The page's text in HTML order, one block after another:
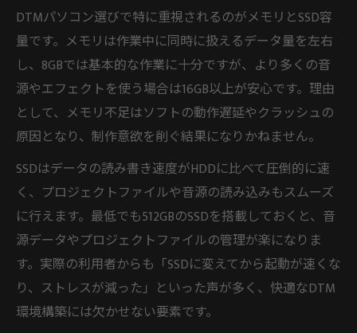
DTMパソコン選びで特に重視されるのがメモリとSSD容
量です。メモリは作業中に同時に扱えるデータ量を左右
し、8GBでは基本的な作業に十分ですが、より多くの音
源やエフェクトを使う場合は16GB以上が安心です。理由
として、メモリ不足はソフトの動作遅延やクラッシュの
原因となり、制作意欲を削ぐ結果になりかねません。
SSDはデータの読み書き速度がHDDに比べて圧倒的に速
く、プロジェクトファイルや音源の読み込みもスムーズ
に行えます。最低でも512GBのSSDを搭載しておくと、音
源データやプロジェクトファイルの管理が楽になりま
す。実際の利用者からも「SSDに変えてから起動が速くな
り、ストレスが減った」といった声が多く、快適なDTM
環境構築には欠かせない要素です。